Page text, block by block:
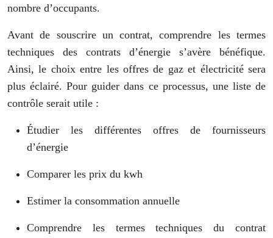
nombre d’occupants.
Avant de souscrire un contrat, comprendre les termes
techniques des contrats d’énergie s’avère bénéfique.
Ainsi, le choix entre les offres de gaz et électricité sera
plus éclairé. Pour guider dans ce processus, une liste de
contrôle serait utile :
Étudier les différentes offres de fournisseurs
d’énergie
Comparer les prix du kwh
Estimer la consommation annuelle
Comprendre les termes techniques du contrat